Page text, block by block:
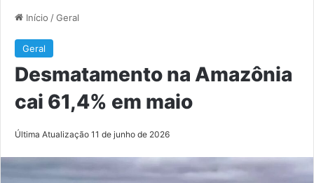
Início /Geral
Geral
Desmatamento na Amazônia
cai 61,4% em maio
Última Atualização 11 de junho de 2026